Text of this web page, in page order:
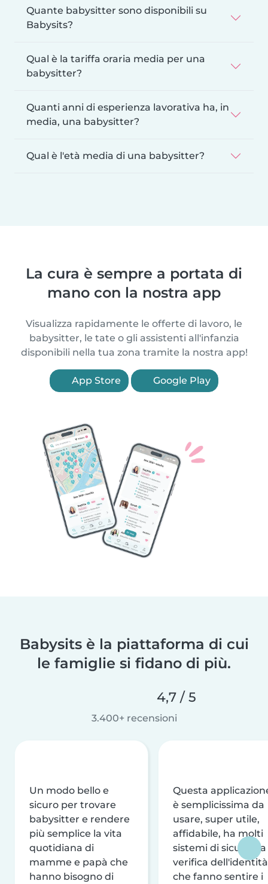
Quante babysitter sono disponibili su
Babysits?
Qual è la tariffa oraria media per una
babysitter?
Quanti anni di esperienza lavorativa ha, in
media, una babysitter?
Qual è l'età media di una babysitter?
La cura è sempre a portata di
mano con la nostra app
Visualizza rapidamente le offerte di lavoro, le
babysitter, le tate o gli assistenti all'infanzia
disponibili nella tua zona tramite la nostra app!
App Store Google Play
Babysits è la piattaforma di cui
le famiglie si fidano di più.
4,7 / 5
3.400+ recensioni
Un modo bello e
sicuro per trovare
babysitter e rendere
più semplice la vita
quotidiana di
mamme e papà che
hanno bisogno di
Questa
è semplicissima da
usare, super utile,
affidabile, ha molti
sistemi di sicurezza
verifica dell'identità
che fanno sentire i